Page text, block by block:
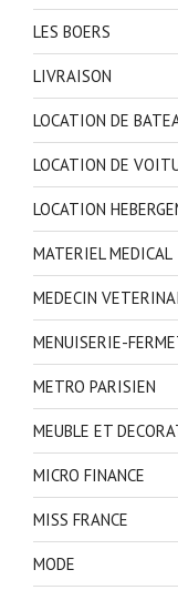
LES BOERS
LIVRAISON
LOCATION DE
LOCATION DE
LOCATION
MATERIEL MEDICAL
MEDECIN
MENUISERIE-
METRO PARISIEN
MEUBLE ET
MICRO FINANCE
MISS FRANCE
MODE